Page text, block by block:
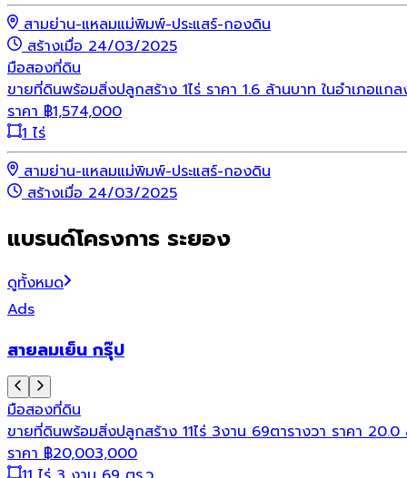
สามย่าน-แหลมแม่พิมพ์-ประแสร์-กองดิน
สร้างเมื่อ 24/03/2025
มือสองที่ดิน
ขายที่ดินพร้อมสิ่งปลูกสร้าง 1ไร่ ราคา 1.6 ล้านบาท ในอำเภอแก
ราคา ฿1,574,000
1 ไร่
สามย่าน-แหลมแม่พิมพ์-ประแสร์-กองดิน
สร้างเมื่อ 24/03/2025
แบรนด์โครงการ ระยอง
ดูทั้งหมด
Ads
สายลมเย็น กรุ๊ป
มือสองที่ดิน
ขายที่ดินพร้อมสิ่งปลูกสร้าง 11ไร่ 3งาน 69ตารางวา ราคา
ราคา ฿20,003,000